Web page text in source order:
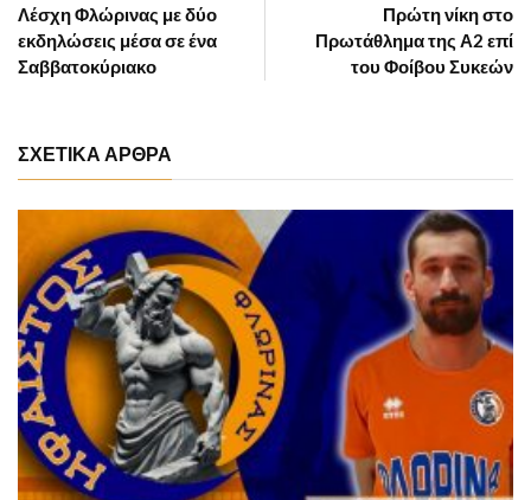
Πρώτη νίκη στο
Πρωτάθλημα της Α2 επί
του Φοίβου Συκεών
Λέσχη Φλώρινας με δύο
εκδηλώσεις μέσα σε ένα
Σαββατοκύριακο
ΣΧΕΤΙΚΑ ΑΡΘΡΑ